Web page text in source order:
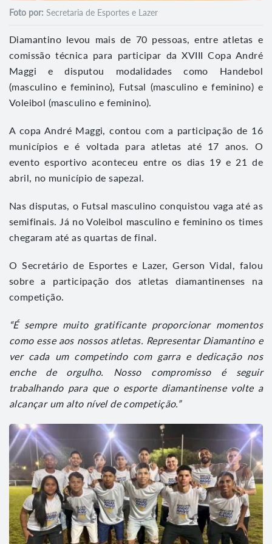
Foto por: Secretaria de Esportes e Lazer
Diamantino levou mais de 70 pessoas, entre atletas e
comissão técnica para participar da XVIII Copa André
Maggi e disputou modalidades como Handebol
(masculino e feminino), Futsal (masculino e feminino) e
Voleibol (masculino e feminino).
A copa André Maggi, contou com a participação de 16
municípios e é voltada para atletas até 17 anos. O
evento esportivo aconteceu entre os dias 19 e 21 de
abril, no município de sapezal.
Nas disputas, o Futsal masculino conquistou vaga até as
semifinais. Já no Voleibol masculino e feminino os times
chegaram até as quartas de final.
O Secretário de Esportes e Lazer, Gerson Vidal, falou
sobre a participação dos atletas diamantinenses na
competição.
“É sempre muito gratificante proporcionar momentos
como esse aos nossos atletas. Representar Diamantino e
ver cada um competindo com garra e dedicação nos
enche de orgulho. Nosso compromisso é seguir
trabalhando para que o esporte diamantinense volte a
alcançar um alto nível de competição.”